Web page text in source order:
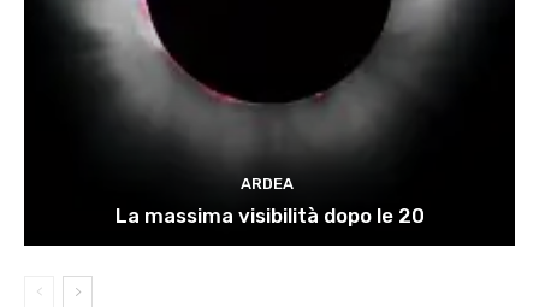
ARDEA
La massima visibilità dopo le 20